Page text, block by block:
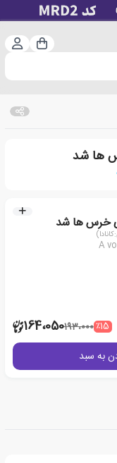
سبد
ها شد
خرس ها شد
A
٪15193،000164،050
به سبد